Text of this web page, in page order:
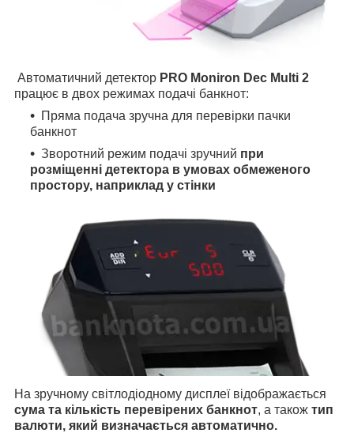
Автоматичний детектор PRO Moniron Dec Multi 2
працює в двох режимах подачі банкнот:
Пряма подача зручна для перевірки пачки
банкнот
Зворотний режим подачі зручний при
розміщенні детектора в умовах обмеженого
простору, наприклад у стінки
На зручному світлодіодному дисплеї відображається
сума та кількість перевірених банкнот, а також тип
валюти, який визначається автоматично.